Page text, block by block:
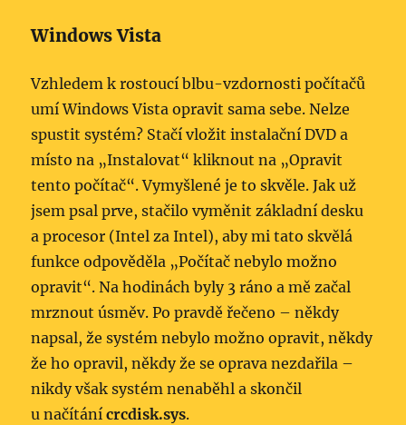
Windows Vista
Vzhledem k rostoucí blbu-vzdornosti počítačů
umí Windows Vista opravit sama sebe. Nelze
spustit systém? Stačí vložit instalační DVD a
místo na „Instalovat“ kliknout na „Opravit
tento počítač“. Vymyšlené je to skvěle. Jak už
jsem psal prve, stačilo vyměnit základní desku
a procesor (Intel za Intel), aby mi tato skvělá
funkce odpověděla „Počítač nebylo možno
opravit“. Na hodinách byly 3 ráno a mě začal
mrznout úsměv. Po pravdě řečeno – někdy
napsal, že systém nebylo možno opravit, někdy
že ho opravil, někdy že se oprava nezdařila –
nikdy však systém nenaběhl a skončil
u načítánícrcdisk.sys.